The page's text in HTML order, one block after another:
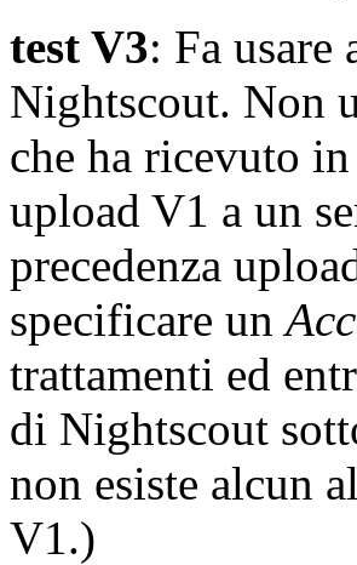
test V3: Fa usare
Nightscout. Non
che ha ricevuto
upload V1 a un
precedenza
specificare un
trattamenti ed
di Nightscout
non esiste alcun
V1.)